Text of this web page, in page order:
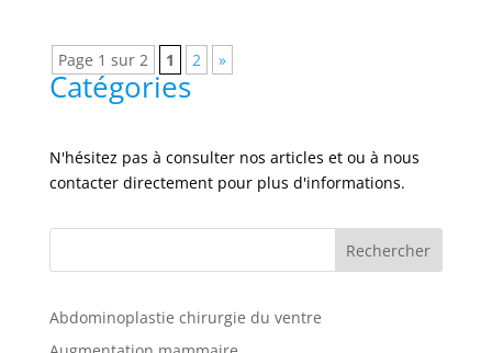
Page 1 sur 2 1 2 »
Catégories
N'hésitez pas à consulter nos articles et ou à nous
contacter directement pour plus d'informations.
Rechercher
Abdominoplastie chirurgie du ventre